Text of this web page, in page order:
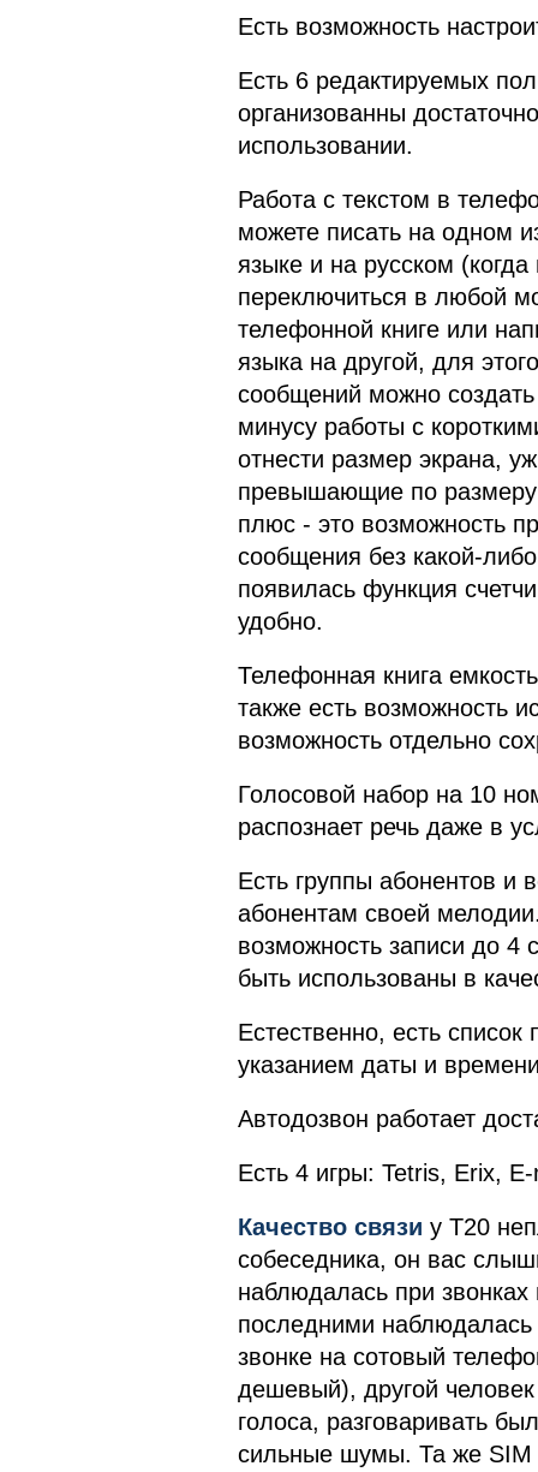
Есть возможность
Есть 6 редактируемых
организованны
использовании.
Работа с текстом в
можете писать на одном
языке и на русском
переключиться в любой
телефонной книге или
языка на другой, для
сообщений можно
минусу работы с
отнести размер экрана,
превышающие по размеру
плюс - это возможность
сообщения без какой-
появилась функция
удобно.
Телефонная книга
также есть возможность
возможность отдельно
Голосовой набор на 10
распознает речь даже в
Есть группы абонентов и
абонентам своей
возможность записи до 4
быть использованы в
Естественно, есть
указанием даты и
Автодозвон работает
Есть 4 игры: Tetris, Erix,
Качество связи у Т20
собеседника, он вас
наблюдалась при
последними
звонке на сотовый
дешевый), другой
голоса, разговаривать
сильные шумы. Та же SIM